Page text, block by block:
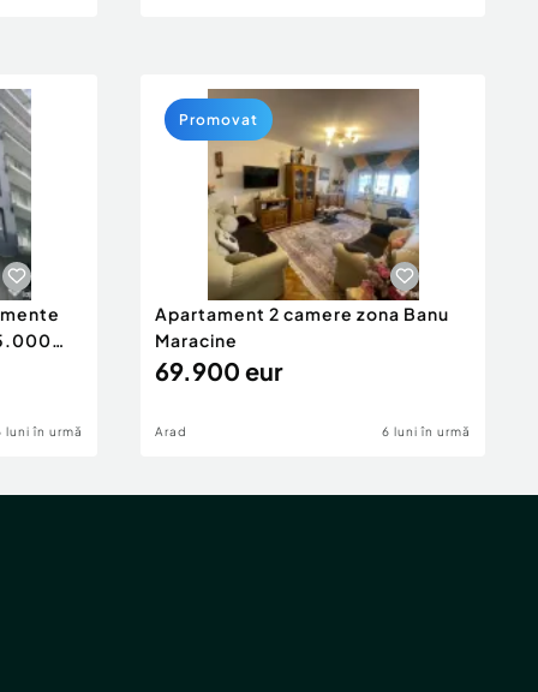
luni în urmă
Apartament 2 camere zona Banu
Maracine
69.900 eur
Arad 6 luni în urmă
Promovat